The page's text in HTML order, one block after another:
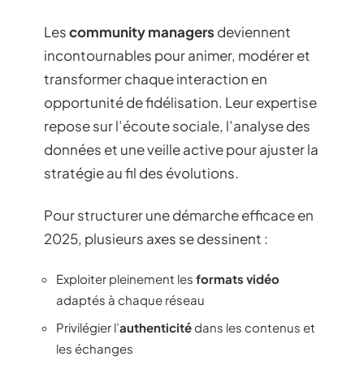
Lescommunity managers deviennent
incontournables pour animer, modérer et
transformer chaque interaction en
opportunité de fidélisation. Leur expertise
repose sur l’écoute sociale, l’analyse des
données et une veille active pour ajuster la
stratégie au fil des évolutions.
Pour structurer une démarche efficace en
2025, plusieurs axes se dessinent :
Exploiter pleinement les formats vidéo
adaptés à chaque réseau
Privilégier l’authenticitédans les contenus et
les échanges